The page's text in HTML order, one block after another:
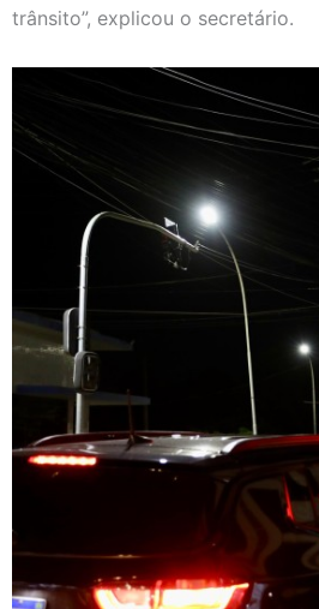
trânsito”, explicou o secretário.